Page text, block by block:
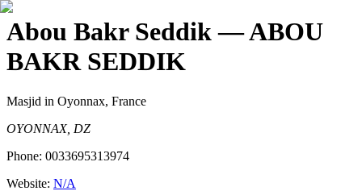
Abou Bakr Seddik— ABOU
BAKR SEDDIK
Masjid in Oyonnax, France
OYONNAX, DZ
Phone: 0033695313974
Website: N/A